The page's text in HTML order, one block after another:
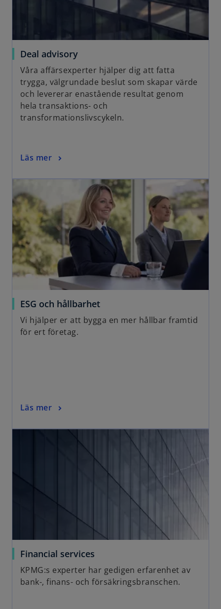
Deal advisory
Våra affärsexperter hjälper dig att fatta
trygga, välgrundade beslut som skapar värde
och levererar enastående resultat genom
hela transaktions- och
transformationslivscykeln.
Läs mer
ESG och hållbarhet
Vi hjälper er att bygga en mer hållbar framtid
för ert företag.
Läs mer
Financial services
KPMG:s experter har gedigen erfarenhet av
bank-, finans- och försäkringsbranschen.